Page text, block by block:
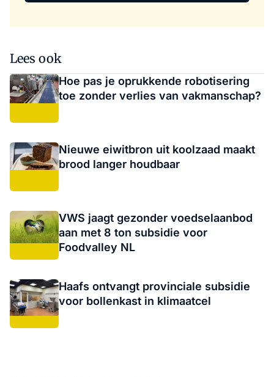
Lees ook
Hoe pas je oprukkende robotisering
toe zonder verlies van vakmanschap?
Nieuwe eiwitbron uit koolzaad maakt
brood langer houdbaar
VWS jaagt gezonder voedselaanbod
aan met 8 ton subsidie voor
Foodvalley NL
Haafs ontvangt provinciale subsidie
voor bollenkast in klimaatcel